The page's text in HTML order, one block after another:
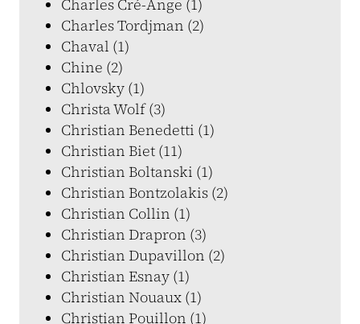
Charles Cré-Ange (1)
Charles Tordjman (2)
Chaval (1)
Chine (2)
Chlovsky (1)
Christa Wolf (3)
Christian Benedetti (1)
Christian Biet (11)
Christian Boltanski (1)
Christian Bontzolakis (2)
Christian Collin (1)
Christian Drapron (3)
Christian Dupavillon (2)
Christian Esnay (1)
Christian Nouaux (1)
Christian Pouillon (1)